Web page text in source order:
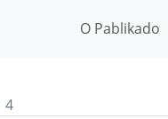
O Pablikado
4